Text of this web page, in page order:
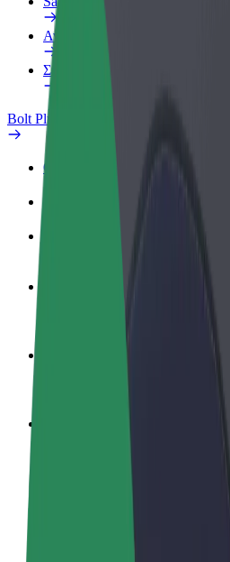
Αναφορά προβλήματος
Συχνές Ερωτήσεις
Bolt Plus
Οφέλη
Συχνές Ερωτήσεις
Κερδίστε χρήματα με τους
Παραδώστε φαγητό και
Πλησιάστε περισσότερους
Προσθέστε το στόλο σας στο